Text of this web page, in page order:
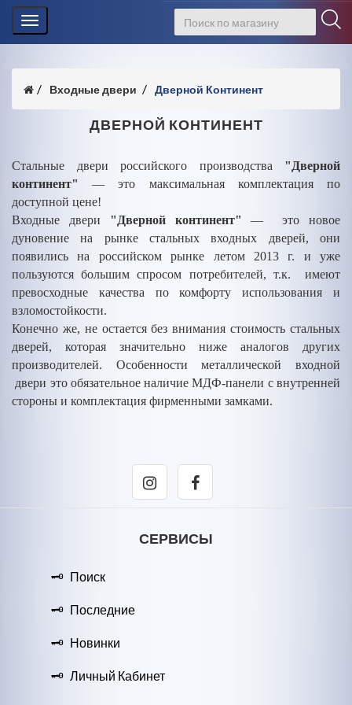
Toggle
navigation
Входные двери Дверной Континент
ДВЕРНОЙ КОНТИНЕНТ
Стальные двери российского производства "Дверной
континент"
— это максимальная комплектация по
доступной цене!
Входные двери "Дверной континент" — это новое
дуновение на рынке стальных входных дверей, они
появились на российском рынке летом 2013 г. и уже
пользуются большим спросом потребителей, т.к. имеют
превосходные качества по комфорту использования и
взломостойкости.
Конечно же, не остается без внимания стоимость стальных
дверей, которая значительно ниже аналогов других
производителей. Особенности металлической входной
двери это обязательное наличие МДФ-панели с внутренней
стороны и комплектация фирменными замками.
СЕРВИСЫ
Поиск
Последние
Новинки
Личный Кабинет